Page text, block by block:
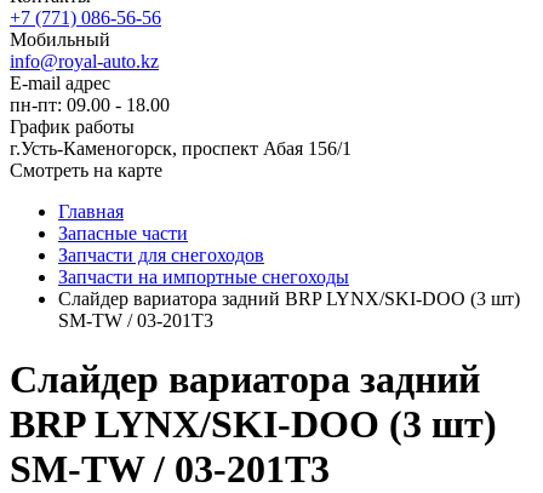
+7 (771) 086-56-56
Мобильный
info@royal-auto.kz
E-mail адрес
пн-пт: 09.00 - 18.00
График работы
г.Усть-Каменогорск, проспект Абая 156/1
Смотреть на карте
Главная
Запасные части
Запчасти для снегоходов
Запчасти на импортные снегоходы
Слайдер вариатора задний BRP LYNX/SKI-DOO (3 шт)
SM-TW / 03-201T3
Слайдер вариатора задний
BRP LYNX/SKI-DOO (3 шт)
SM-TW / 03-201T3